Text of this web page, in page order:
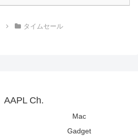
タイムセール
AAPL Ch.
Mac
Gadget